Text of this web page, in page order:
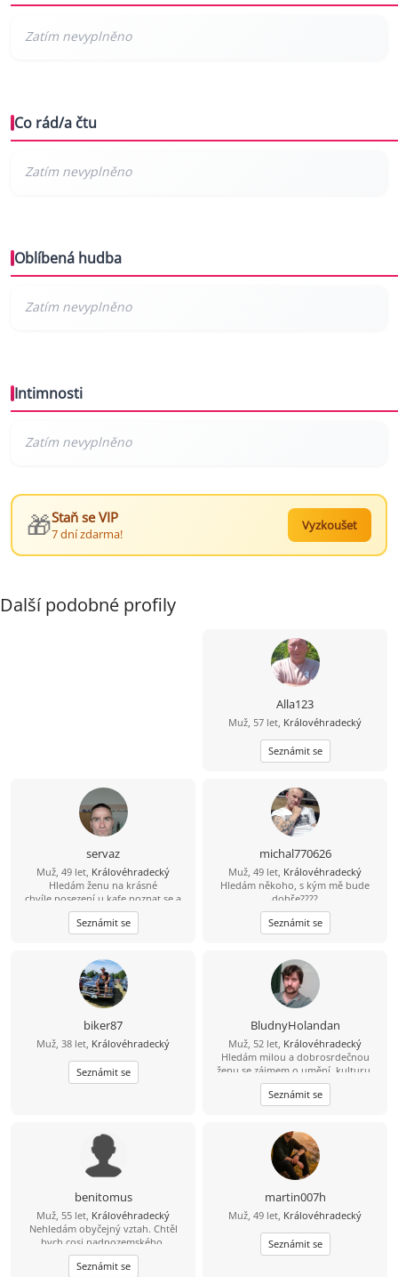
Co rád/a čtu
Oblíbená hudba
Intimnosti
🎁Staň se VIP
7 dní zdarma!
Vyzkoušet
Další podobné profily
Alla123
Muž, 57 let, Královéhradecký
Seznámit se
servaz
Muž, 49 let, Královéhradecký
Hledám ženu na krásné
chvíle,posezení u kafe,poznat se a
pak se uvidí.Jízda na horském kole
,lesňačky i traily.Procházka v
přírodě.A i jiné...
Seznámit se
michal770626
Muž, 49 let, Královéhradecký
Hledám někoho, s kým mě bude
dobře????
Seznámit se
biker87
Muž, 38 let, Královéhradecký
Seznámit se
BludnyHolandan
Muž, 52 let, Královéhradecký
Hledám milou a dobrosrdečnou
ženu se zájmem o umění, kulturu,
památky a láskou ke zvířatům a
přírodě. Rád bych s takovou ženou
spoluprožíval hezké chvíle a
Seznámit se
benitomus
Muž, 55 let, Královéhradecký
Nehledám obyčejný vztah. Chtěl
bych cosi nadpozemského,
výjimečného, ne šedivého a
zbytečného.
Seznámit se
martin007h
Muž, 49 let, Královéhradecký
Seznámit se